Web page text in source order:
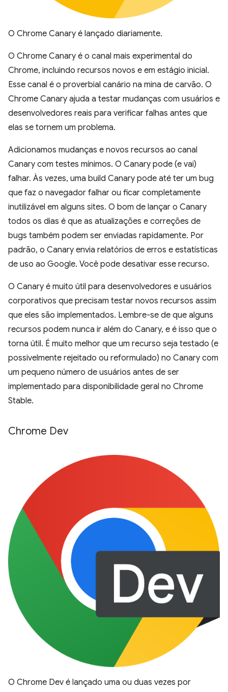
O Chrome Canary é lançado diariamente.
O Chrome Canary é o canal mais experimental do
Chrome, incluindo recursos novos e em estágio inicial.
Esse canal é o proverbial canário na mina de carvão. O
Chrome Canary ajuda a testar mudanças com usuários e
desenvolvedores reais para verificar falhas antes que
elas se tornem um problema.
Adicionamos mudanças e novos recursos ao canal
Canary com testes mínimos. O Canary pode (e vai)
falhar. Às vezes, uma build Canary pode até ter um bug
que faz o navegador falhar ou ficar completamente
inutilizável em alguns sites. O bom de lançar o Canary
todos os dias é que as atualizações e correções de
bugs também podem ser enviadas rapidamente. Por
padrão, o Canary envia relatórios de erros e estatísticas
de uso ao Google. Você pode desativar esse recurso.
O Canary é muito útil para desenvolvedores e usuários
corporativos que precisam testar novos recursos assim
que eles são implementados. Lembre-se de que alguns
recursos podem nunca ir além do Canary, e é isso que o
torna útil. É muito melhor que um recurso seja testado (e
possivelmente rejeitado ou reformulado) no Canary com
um pequeno número de usuários antes de ser
implementado para disponibilidade geral no Chrome
Stable.
Chrome Dev
O Chrome Dev é lançado uma ou duas vezes por